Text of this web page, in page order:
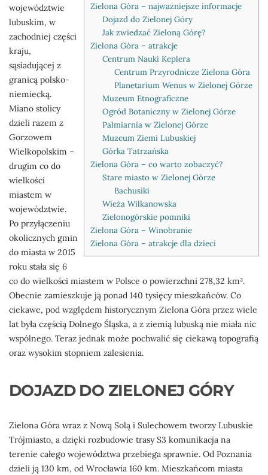
Zielona Góra – najważniejsze informacje
Dojazd do Zielonej Góry
Jak zwiedzać Zieloną Górę?
Zielona Góra – atrakcje
Centrum Nauki Keplera
Centrum Przyrodnicze Zielona Góra
Planetarium Wenus w Zielonej Górze
Muzeum Etnograficzne
Ogród Botaniczny w Zielonej Górze
Palmiarnia w Zielonej Górze
Muzeum Ziemi Lubuskiej
Górka Tatrzańska
Zielona Góra – co warto zobaczyć?
Stare miasto w Zielonej Górze
Bachusiki
Wieża Wilkanowska
Zielonogórskie pomniki
Zielona Góra – Winobranie
Zielona Góra – atrakcje dla dzieci
województwie
lubuskim, w
zachodniej części
kraju,
sąsiadującej z
granicą polsko-
niemiecką.
Miano stolicy
dzieli razem z
Gorzowem
Wielkopolskim –
drugim co do
wielkości
miastem w
województwie.
Po przyłączeniu
okolicznych gmin
do miasta w 2015
roku stała się 6
co do wielkości miastem w Polsce o powierzchni 278,32 km².
Obecnie zamieszkuje ją ponad 140 tysięcy mieszkańców. Co
ciekawe, pod względem historycznym Zielona Góra przez wiele
lat była częścią Dolnego Śląska, a z ziemią lubuską nie miała nic
wspólnego. Teraz jednak może pochwalić się ciekawą topografią
oraz wysokim stopniem zalesienia.
DOJAZD DO ZIELONEJ GÓRY
Zielona Góra wraz z Nową Solą i Sulechowem tworzy Lubuskie
Trójmiasto, a dzięki rozbudowie trasy S3 komunikacja na
terenie całego województwa przebiega sprawnie. Od Poznania
dzieli ją 130 km, od Wrocławia 160 km. Mieszkańcom miasta